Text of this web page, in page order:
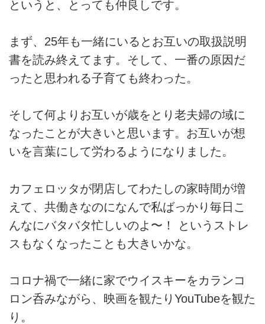
というと、とっても仲良しです。
まず、25年も一緒にいるとお互いの取扱説明
書を読み終えてます。そして、一番の原因だ
ったと思われる子育ても終わった。
そして何よりお互いが歳をとり老夫婦の域に
なったことが大きいと思います。お互いが想
いを言葉にして労わるようになりました。
カフェロッタが閉店してわたしの家時間が増
えて、共働きなのになんで私ばっかり毎日こ
んなにバタバタ忙しいのよ〜！ というストレ
スもなくなったことも大きいかな。
コロナ禍で一緒に家でウイスキーをカランコ
ロン呑みながら、映画を観たりYouTubeを観た
り。